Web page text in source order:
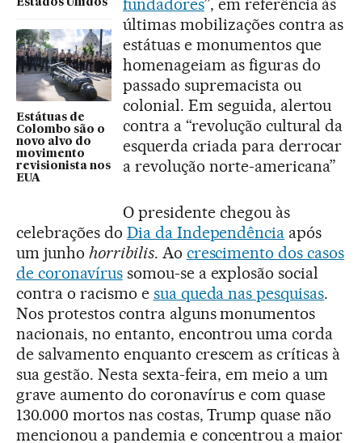
Estados Unidos
Estátuas de
Colombo são o
novo alvo do
movimento
revisionista nos
EUA
fundadores”, em referência às
últimas mobilizações contra as
estátuas e monumentos que
homenageiam as figuras do
passado supremacista ou
colonial. Em seguida, alertou
contra a “revolução cultural da
esquerda criada para derrocar
a revolução norte-americana”
O presidente chegou às
celebrações do Dia da Independência após
um junho horribilis. Ao crescimento dos casos
de coronavírussomou-se a explosão social
contra o racismo e sua queda nas pesquisas.
Nos protestos contra alguns monumentos
nacionais, no entanto, encontrou uma corda
de salvamento enquanto crescem as críticas à
sua gestão. Nesta sexta-feira, em meio a um
grave aumento do coronavírus e com quase
130.000 mortos nas costas, Trump quase não
mencionou a pandemia e concentrou a maior